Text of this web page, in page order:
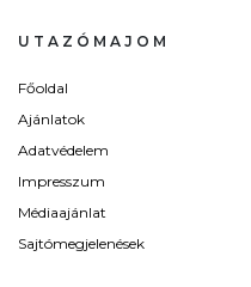
UTAZÓMAJOM
Főoldal
Ajánlatok
Adatvédelem
Impresszum
Médiaajánlat
Sajtómegjelenések